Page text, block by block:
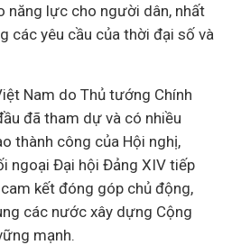
năng lực cho người dân, nhất
các yêu cầu của thời đại số và
Nam do Thủ tướng Chính
đã tham dự và có nhiều
thành công của Hội nghị,
ngoại Đại hội Đảng XIV tiếp
kết đóng góp chủ động,
các nước xây dựng Cộng
mạnh.